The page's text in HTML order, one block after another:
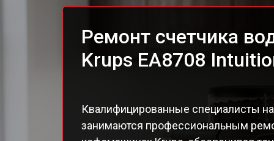
EA
Ремонт счетчика
Krups EA8708
Квалифицированные специалисты
занимаются профессиональным